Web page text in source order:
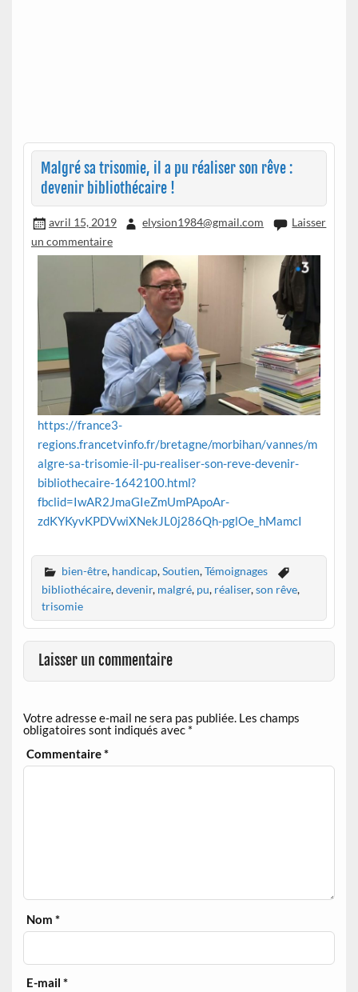
Malgré sa trisomie, il a pu réaliser son rêve :
devenir bibliothécaire !
avril 15, 2019 elysion1984@gmail.com
Laisser
un commentaire
https://france3-
regions.francetvinfo.fr/bretagne/morbihan/vannes/m
algre-sa-trisomie-il-pu-realiser-son-reve-devenir-
bibliothecaire-1642100.html?
fbclid=IwAR2JmaGIeZmUmPApoAr-
zdKYKyvKPDVwiXNekJL0j286Qh-pglOe_hMamcI
bien-être, handicap,Soutien,Témoignages
bibliothécaire,devenir, malgré, pu, réaliser,son rêve,
trisomie
Laisser un commentaire
Votre adresse e-mail ne sera pas publiée. Les champs
obligatoires sont indiqués avec *
Commentaire*
Nom*
E-mail*